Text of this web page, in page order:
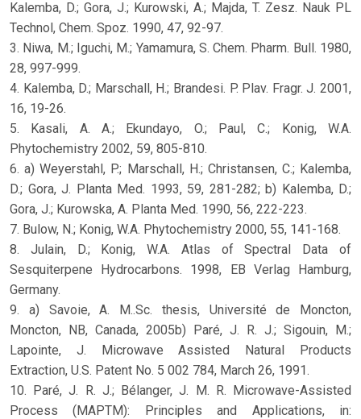
Kalemba, D.; Gora, J.; Kurowski, A.; Majda, T. Zesz. Nauk PL
Technol, Chem. Spoz. 1990, 47, 92-97.
3. Niwa, M.; Iguchi, M.; Yamamura, S. Chem. Pharm. Bull. 1980,
28, 997-999.
4. Kalemba, D.; Marschall, H.; Brandesi. P. Plav. Fragr. J. 2001,
16, 19-26.
5. Kasali, A. A.; Ekundayo, O.; Paul, C.; Konig, W.A.
Phytochemistry 2002, 59, 805-810.
6. a) Weyerstahl, P.; Marschall, H.; Christansen, C.; Kalemba,
D.; Gora, J. Planta Med. 1993, 59, 281-282; b) Kalemba, D.;
Gora, J.; Kurowska, A. Planta Med. 1990, 56, 222-223.
7. Bulow, N.; Konig, W.A. Phytochemistry 2000, 55, 141-168.
8. Julain, D.; Konig, W.A. Atlas of Spectral Data of
Sesquiterpene Hydrocarbons. 1998, EB Verlag Hamburg,
Germany.
9. a) Savoie, A. M..Sc. thesis, Université de Moncton,
Moncton, NB, Canada, 2005b) Paré, J. R. J.; Sigouin, M.;
Lapointe, J. Microwave Assisted Natural Products
Extraction, U.S. Patent No. 5 002 784, March 26, 1991.
10. Paré, J. R. J.; Bélanger, J. M. R. Microwave-Assisted
Process (MAPTM): Principles and Applications, in: